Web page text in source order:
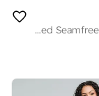
3 Pack Ribbed Seamfree Boyshorts